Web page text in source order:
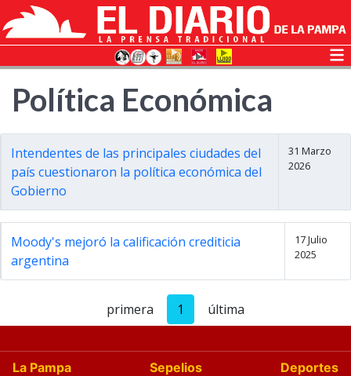
Política Económica
Intendentes de las principales ciudades del
país cuestionaron la política económica del
Gobierno
31 Marzo
2026
Moody's mejoró la calificación crediticia
argentina
17 Julio
2025
primera 1 última
La Pampa Sepelios
Deportes